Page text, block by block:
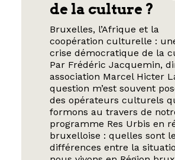
de la culture ?
Bruxelles, l’Afrique et la
coopération culturelle :
crise démocratique de la
Par Frédéric Jacquemin,
association Marcel Hicter
question m’est souvent
des opérateurs culturels
formons au travers de
programme Res Urbis en
bruxelloise : quelles sont
différences entre la